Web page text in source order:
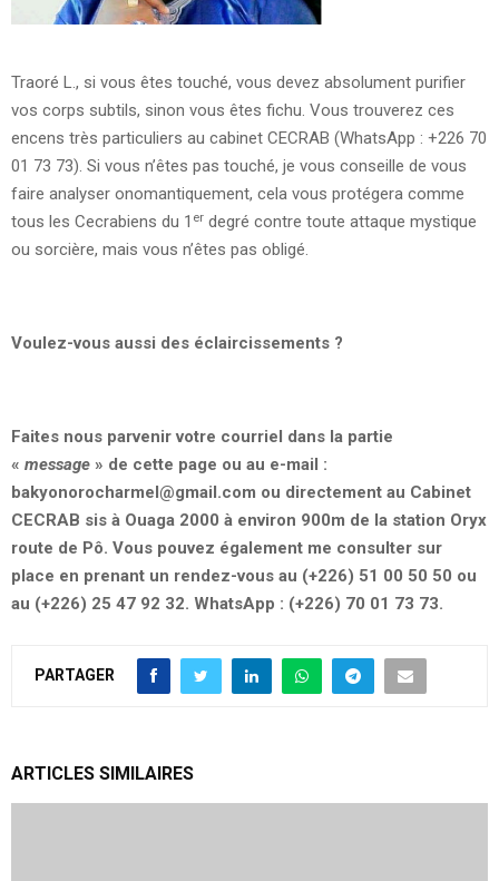
Traoré L., si vous êtes touché, vous devez absolument purifier
vos corps subtils, sinon vous êtes fichu. Vous trouverez ces
encens très particuliers au cabinet CECRAB (WhatsApp : +226 70
01 73 73). Si vous n’êtes pas touché, je vous conseille de vous
faire analyser onomantiquement, cela vous protégera comme
tous les Cecrabiens du 1 er degré contre toute attaque mystique
ou sorcière, mais vous n’êtes pas obligé.
Voulez-vous aussi des éclaircissements ?
Faites nous parvenir votre courriel dans la partie
« message » de cette page ou au e-mail :
bakyonorocharmel@gmail.com ou directement au Cabinet
CECRAB sis à Ouaga 2000 à environ 900m de la station Oryx
route de Pô. Vous pouvez également me consulter sur
place en prenant un rendez-vous au (+226) 51 00 50 50 ou
au (+226) 25 47 92 32. WhatsApp : (+226) 70 01 73 73.
PARTAGER
ARTICLES SIMILAIRES